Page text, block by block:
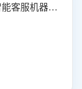
京东-卡片样式发送欢迎语-[智能客服机器人]